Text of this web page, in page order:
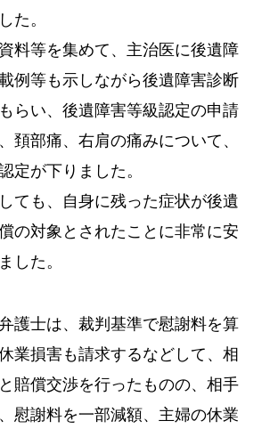
た。
料等を集めて、主治医に後遺障
例等も示しながら後遺障害診断
らい、後遺障害等級認定の申請
頚部痛、右肩の痛みについて、
定が下りました。
ても、自身に残った症状が後遺
の対象とされたことに非常に安
した。
護士は、裁判基準で慰謝料を算
業損害も請求するなどして、相
賠償交渉を行ったものの、相手
慰謝料を一部減額、主婦の休業